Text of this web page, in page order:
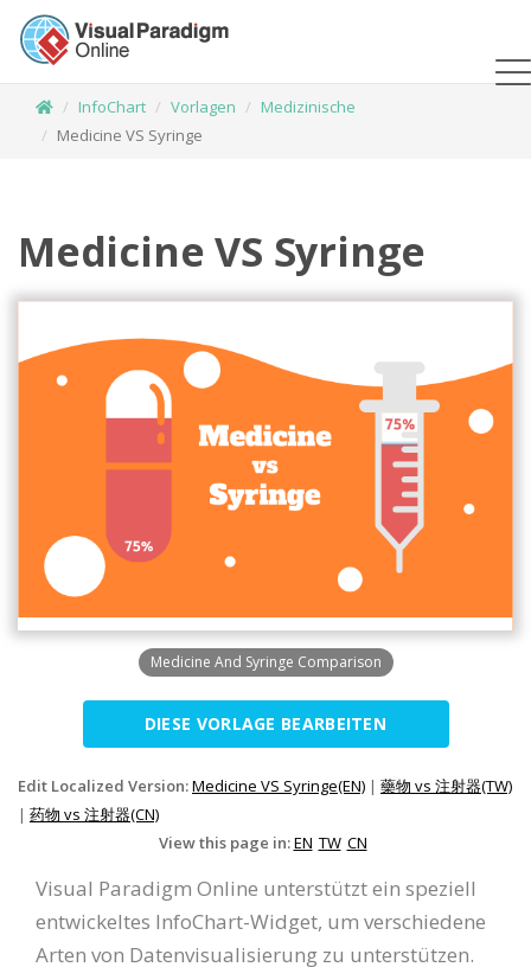
InfoChart Vorlagen
Medizinische
Medicine VS Syringe
Medicine VS Syringe
Medicine And Syringe Comparison
DIESE VORLAGE BEARBEITEN
Edit Localized Version:Medicine VS Syringe(EN) | 藥物 vs 注射器(TW)
| 药物 vs 注射器(CN)
View this page in:EN TW CN
Visual Paradigm Online unterstützt ein speziell
entwickeltes InfoChart-Widget, um verschiedene
Arten von Datenvisualisierung zu unterstützen.